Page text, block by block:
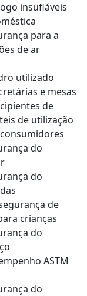
insufláveis
para a
de ar
utilizado
e mesas
de
de utilização
do
do
de
crianças
do
ASTM
do